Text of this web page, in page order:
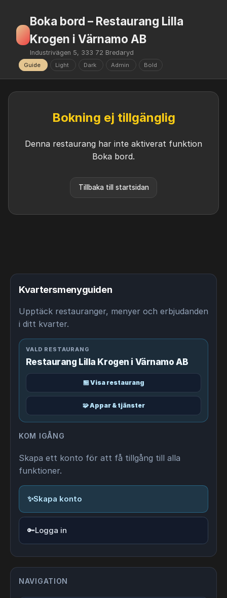
Boka bord – Restaurang Lilla
Krogen i Värnamo AB
Industrivägen 5, 333 72 Bredaryd
Guide Light Dark Admin Bold
Bokning ej tillgänglig
Denna restaurang har inte aktiverat funktion
Boka bord.
Tillbaka till startsidan
Kvartersmenyguiden
Upptäck restauranger, menyer och erbjudanden
i ditt kvarter.
VALD RESTAURANG
Restaurang Lilla Krogen i Värnamo AB
🏪 Visa restaurang
🧩 Appar & tjänster
KOM IGÅNG
Skapa ett konto för att få tillgång till alla
funktioner.
✨Skapa konto
🔑Logga in
NAVIGATION